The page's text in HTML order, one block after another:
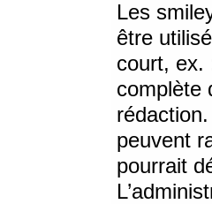
Les
être
court, ex.
complète
peuvent
pourrait